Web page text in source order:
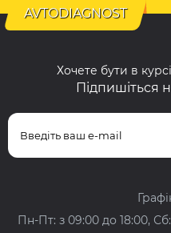
AVTODIAGNOST
Хочете бути в
Підпишіться
Пн-